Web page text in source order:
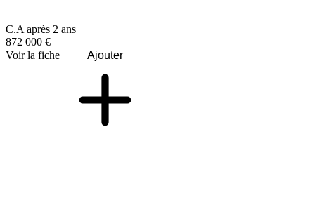
C.A après 2 ans
872 000 €
Voir la fiche
Ajouter